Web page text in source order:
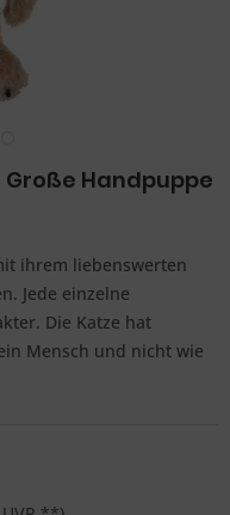
Große Handpuppe
ihrem liebenswerten
Jede einzelne
Die Katze hat
Mensch und nicht wie